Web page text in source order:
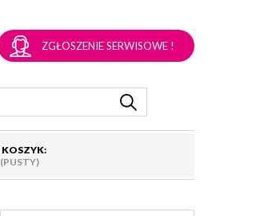
KOSZYK:
(PUSTY)
ZGŁOSZENIE SERWISOWE !